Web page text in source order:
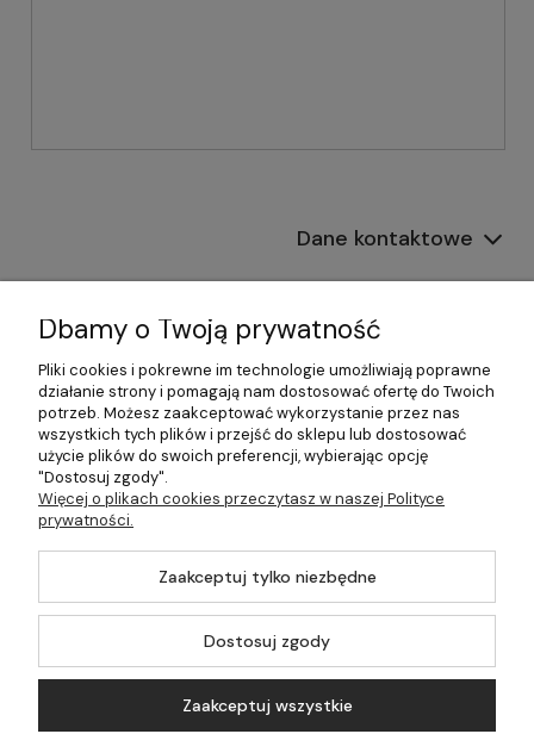
Dane kontaktowe
Informacje
Płatności i dostawa
Pomoc
Moje konto
©2026 Wszelkie Prawa Zastrzeżone | 499.pl - najlepszy sklep z
Dbamy o Twoją prywatność
Pliki cookies i pokrewne im technologie umożliwiają poprawne
działanie strony i pomagają nam dostosować ofertę do Twoich
potrzeb. Możesz zaakceptować wykorzystanie przez nas
wszystkich tych plików i przejść do sklepu lub dostosować
użycie plików do swoich preferencji, wybierając opcję
"Dostosuj zgody".
Więcej o plikach cookies przeczytasz w naszej Polityce
prywatności.
Zaakceptuj tylko niezbędne
Dostosuj zgody
Zaakceptuj wszystkie